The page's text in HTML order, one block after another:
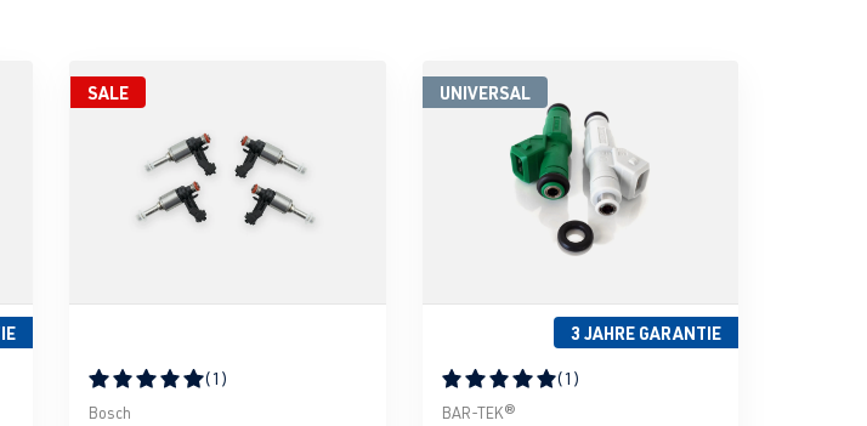
0 von 5 Sternen
SALE
Durchschnittliche Bewertung von 5 von 5 Sternen
(1)
Bosch
UNIVERSAL
3 JAHRE GARANTIE
Durchschnittliche Bewertung von 5 von 5 Sternen
(1)
BAR-TEK®